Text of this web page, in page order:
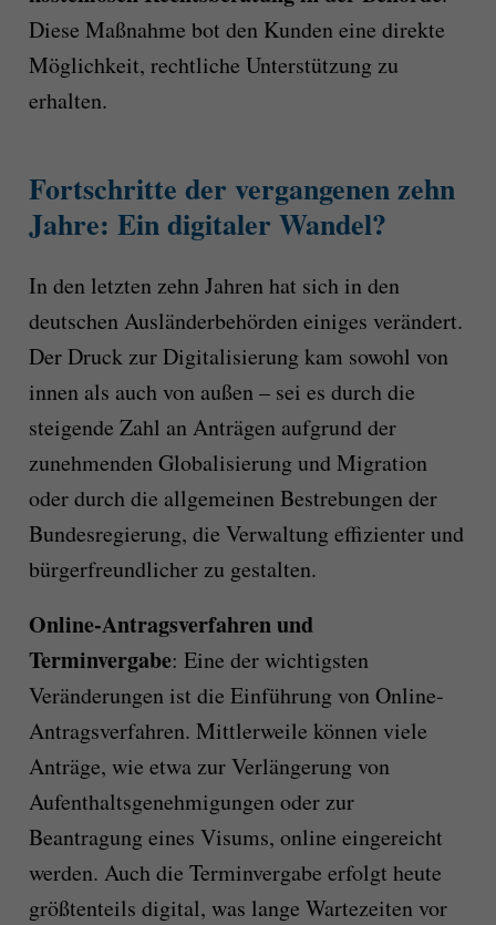
Diese Maßnahme bot den Kunden eine direkte
Möglichkeit, rechtliche Unterstützung zu
erhalten.
Fortschritte der vergangenen zehn
Jahre: Ein digitaler Wandel?
In den letzten zehn Jahren hat sich in den
deutschen Ausländerbehörden einiges verändert.
Der Druck zur Digitalisierung kam sowohl von
innen als auch von außen – sei es durch die
steigende Zahl an Anträgen aufgrund der
zunehmenden Globalisierung und Migration
oder durch die allgemeinen Bestrebungen der
Bundesregierung, die Verwaltung effizienter und
bürgerfreundlicher zu gestalten.
Online-Antragsverfahren und
Terminvergabe: Eine der wichtigsten
Veränderungen ist die Einführung von Online-
Antragsverfahren. Mittlerweile können viele
Anträge, wie etwa zur Verlängerung von
Aufenthaltsgenehmigungen oder zur
Beantragung eines Visums, online eingereicht
werden. Auch die Terminvergabe erfolgt heute
größtenteils digital, was lange Wartezeiten vor